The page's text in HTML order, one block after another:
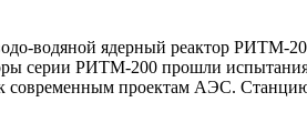
водяной ядерный реактор РИТМ-
серии РИТМ-200 прошли
современным проектам АЭС.